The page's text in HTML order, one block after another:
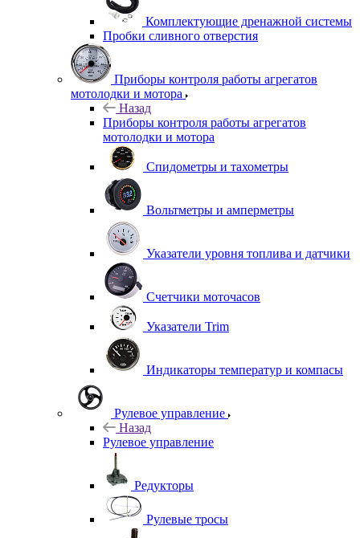
Комплектующие дренажной системы
Пробки сливного отверстия
Приборы контроля работы агрегатов
мотолодки и мотора
Назад
Приборы контроля работы агрегатов
мотолодки и мотора
Спидометры и тахометры
Вольтметры и амперметры
Указатели уровня топлива и датчики
Счетчики моточасов
Указатели Trim
Индикаторы температур и компасы
Рулевое управление
Назад
Рулевое управление
Редукторы
Рулевые тросы